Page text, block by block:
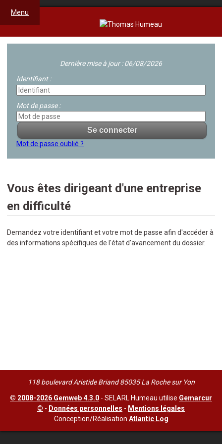
Menu
Dernière mise à jour : 06/08/2026
Identifiant :
Mot de passe :
Mot de passe oublié ?
Vous êtes dirigeant d'une entreprise
en difficulté
Demandez votre identifiant et votre mot de passe afin d'accéder à
des informations spécifiques de l'état d'avancement du dossier.
118 boulevard Aristide Briand 85035 La Roche sur Yon
© 2008-2026 Gemweb 4.3.0 - SELARL Humeau utilise Gemarcur
© - Données personnelles - Mentions légales
Conception/Réalisation Atlantic Log